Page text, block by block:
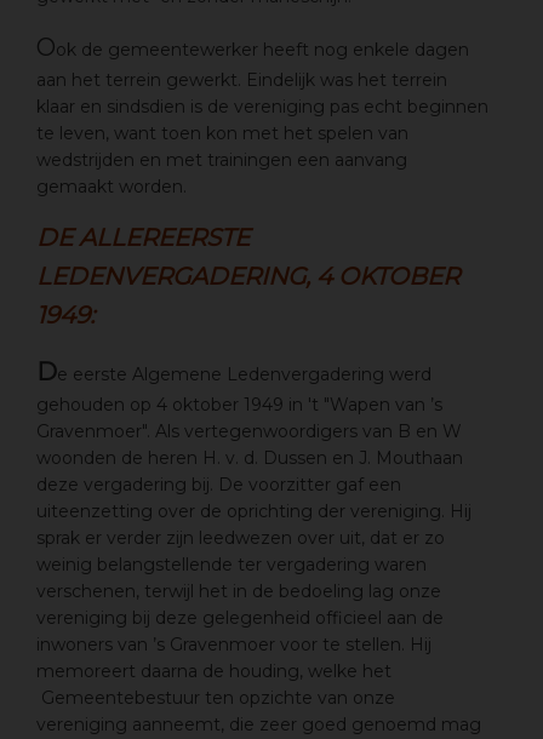
Ook de gemeentewerker heeft nog enkele dagen
aan het terrein gewerkt. Eindelijk was het terrein
klaar en sindsdien is de vereniging pas echt beginnen
te leven, want toen kon met het spelen van
wedstrijden en met trainingen een aanvang
gemaakt worden.
DE ALLEREERSTE
LEDENVERGADERING, 4 OKTOBER
1949:
De eerste Algemene Ledenvergadering werd
gehouden op 4 oktober 1949 in 't "Wapen van ’s
Gravenmoer". Als vertegenwoordigers van B en W
woonden de heren H. v. d. Dussen en J. Mouthaan
deze vergadering bij. De voorzitter gaf een
uiteenzetting over de oprichting der vereniging. Hij
sprak er verder zijn leedwezen over uit, dat er zo
weinig belangstellende ter vergadering waren
verschenen, terwijl het in de bedoeling lag onze
vereniging bij deze gelegenheid officieel aan de
inwoners van ’s Gravenmoer voor te stellen. Hij
memoreert daarna de houding, welke het
Gemeentebestuur ten opzichte van onze
vereniging aanneemt, die zeer goed genoemd mag